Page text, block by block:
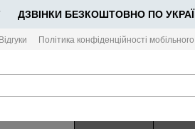
⠀⠀ДЗВІНКИ БЕЗКОШТОВНО ПО
Відгуки Політика конфіденційності